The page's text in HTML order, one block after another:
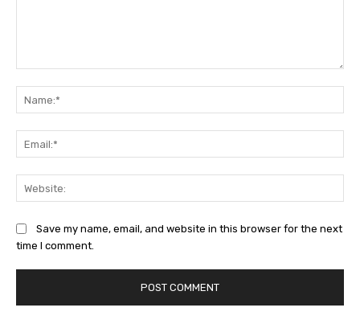
Save my name, email, and website in this browser for the next
time I comment.